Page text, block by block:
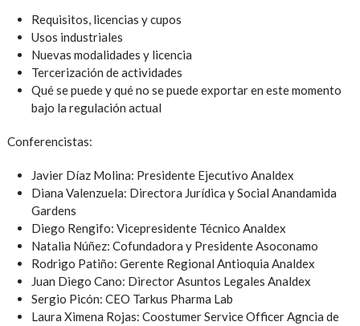
Requisitos, licencias y cupos
Usos industriales
Nuevas modalidades y licencia
Tercerización de actividades
Qué se puede y qué no se puede exportar en este momento
bajo la regulación actual
Conferencistas:
Javier Díaz Molina: Presidente Ejecutivo Analdex
Diana Valenzuela: Directora Jurídica y Social Anandamida
Gardens
Diego Rengifo: Vicepresidente Técnico Analdex
Natalia Núñez: Cofundadora y Presidente Asoconamo
Rodrigo Patiño: Gerente Regional Antioquia Analdex
Juan Diego Cano: Director Asuntos Legales Analdex
Sergio Picón: CEO Tarkus Pharma Lab
Laura Ximena Rojas: Coostumer Service Officer Agncia de